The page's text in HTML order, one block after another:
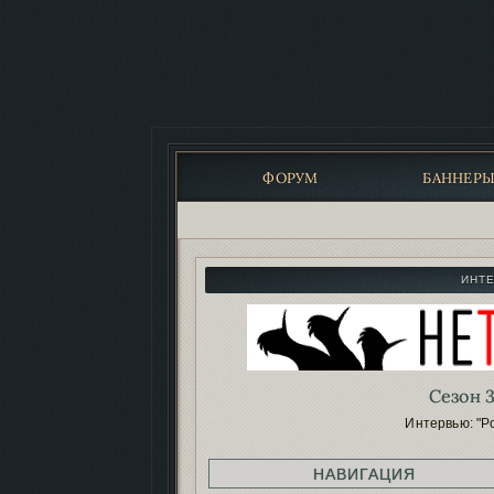
ФОРУМ БАННЕРЫ
Сезон
Интервью:
НАВИГАЦИЯ